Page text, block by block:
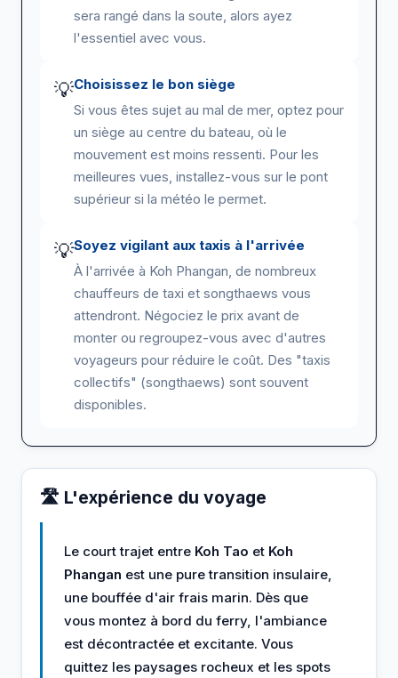
sera rangé dans la soute, alors ayez
l'essentiel avec vous.
💡Choisissez le bon siège
Si vous êtes sujet au mal de mer, optez pour
un siège au centre du bateau, où le
mouvement est moins ressenti. Pour les
meilleures vues, installez-vous sur le pont
supérieur si la météo le permet.
💡Soyez vigilant aux taxis à l'arrivée
À l'arrivée à Koh Phangan, de nombreux
chauffeurs de taxi et songthaews vous
attendront. Négociez le prix avant de
monter ou regroupez-vous avec d'autres
voyageurs pour réduire le coût. Des "taxis
collectifs" (songthaews) sont souvent
disponibles.
🛣️ L'expérience du voyage
Le court trajet entre Koh Tao et Koh
Phangan est une pure transition insulaire,
une bouffée d'air frais marin. Dès que
vous montez à bord du ferry, l'ambiance
est décontractée et excitante. Vous
quittez les paysages rocheux et les spots